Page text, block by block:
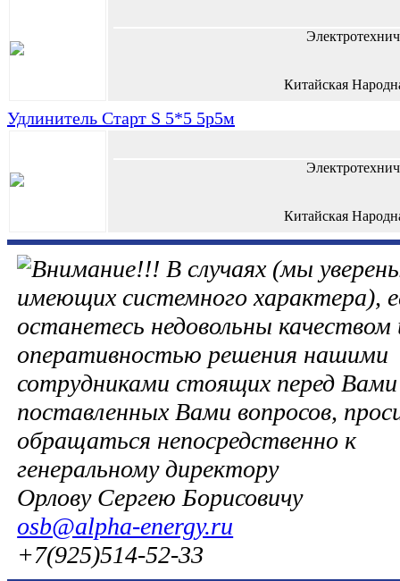
Китайская
Удлинитель Старт S 5*5 5р5м
Китайская
В случаях (мы
имеющих системного характера),
останетесь недовольны качеством
оперативностью решения нашими
сотрудниками стоящих перед Вами
поставленных Вами вопросов,
обращаться непосредственно к
генеральному директору
Орлову Сергею Борисовичу
osb@alpha-energy.ru
+7(925)514-52-33